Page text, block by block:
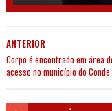
ANTERIOR
Corpo é encontrado em área
acesso no município do Conde